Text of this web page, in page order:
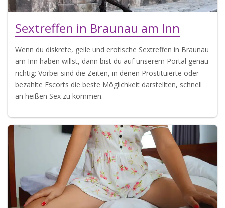
Sextreffen in Braunau am Inn
Wenn du diskrete, geile und erotische Sextreffen in Braunau
am Inn haben willst, dann bist du auf unserem Portal genau
richtig: Vorbei sind die Zeiten, in denen Prostituierte oder
bezahlte Escorts die beste Möglichkeit darstellten, schnell
an heißen Sex zu kommen.